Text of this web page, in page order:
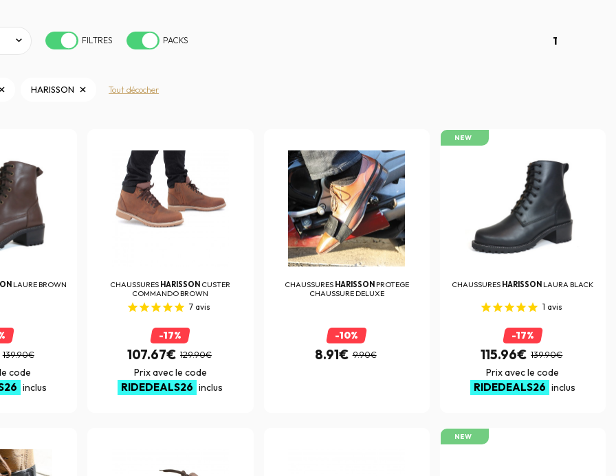
FILTRES PACKS 1
HARISSON Tout décocher
LAURE BROWN
139.90€
code
inclus
CHAUSSURES HARISSON CUSTER
COMMANDO BROWN
7 avis
-17%
107.67€ 129.90€
Prix avec le code
RIDEDEALS26 inclus
CHAUSSURES HARISSON PROTEGE
CHAUSSURE DELUXE
-10%
8.91€ 9.90€
NEW
CHAUSSURES HARISSON LAURA BLACK
1 avis
-17%
115.96€ 139.90€
Prix avec le code
RIDEDEALS26 inclus
NEW